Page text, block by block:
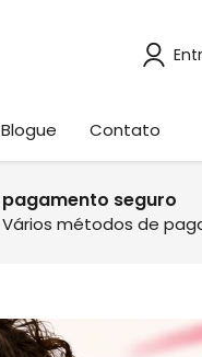
Blogue Contato
pagamento seguro
Vários métodos de